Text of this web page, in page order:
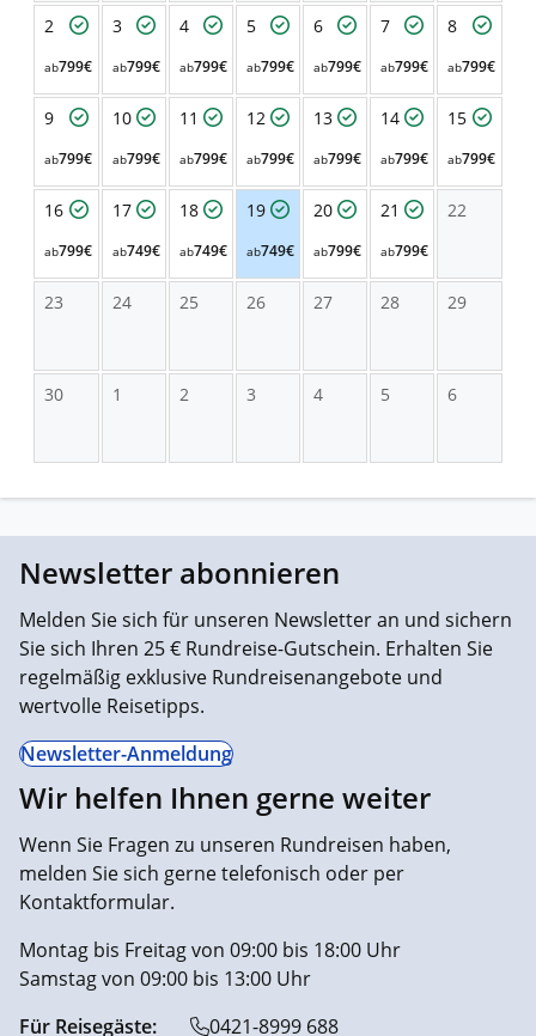
2
ab799€
3
ab799€
4
ab799€
5
ab799€
6
ab799€
7
ab799€
8
ab799€
9
ab799€
10
ab799€
11
ab799€
12
ab799€
13
ab799€
14
ab799€
15
ab799€
16
ab799€
17
ab749€
18
ab749€
19
ab749€
20
ab799€
21
ab799€
22
23 24 25 26 27 28 29
30 1 2 3 4 5 6
Newsletter abonnieren
Melden Sie sich für unseren Newsletter an und sichern
Sie sich Ihren 25 € Rundreise-Gutschein. Erhalten Sie
regelmäßig exklusive Rundreisenangebote und
wertvolle Reisetipps.
Newsletter-Anmeldung
Wir helfen Ihnen gerne weiter
Wenn Sie Fragen zu unseren Rundreisen haben,
melden Sie sich gerne telefonisch oder per
Kontaktformular.
Montag bis Freitag von 09:00 bis 18:00 Uhr
Samstag von 09:00 bis 13:00 Uhr
Für Reisegäste:
0421-8999 688